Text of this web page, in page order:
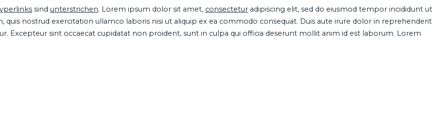
sind unterstrichen. Lorem ipsum dolor sit amet, consectetur adipiscing elit, sed do eiusmod tempor incididunt ut
nostrud exercitation ullamco laboris nisi ut aliquip ex ea commodo consequat. Duis aute irure dolor in reprehenderit
Excepteur sint occaecat cupidatat non proident, sunt in culpa qui officia deserunt mollit anim id est laborum. Lorem